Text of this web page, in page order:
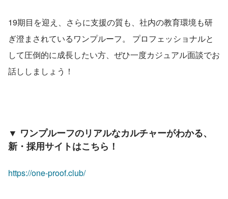
19期目を迎え、さらに支援の質も、社内の教育環境も研
ぎ澄まされているワンプルーフ。 プロフェッショナルと
して圧倒的に成長したい方、ぜひ一度カジュアル面談でお
話ししましょう！
▼ ワンプルーフのリアルなカルチャーがわかる、
新・採用サイトはこちら！
https://one-proof.club/